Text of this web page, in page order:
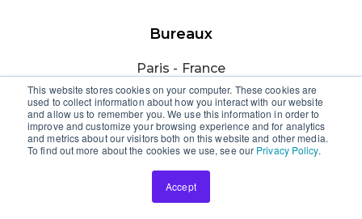
This website stores cookies on your computer. These cookies are
used to collect information about how you interact with our website
and allow us to remember you. We use this information in order to
improve and customize your browsing experience and for analytics
and metrics about our visitors both on this website and other media.
To find out more about the cookies we use, see our Privacy Policy.
Accept
Bureaux
Paris - France
Sousse - Tunisie
Dubaï - EAU
Doha - Qatar
Caire - Egypte